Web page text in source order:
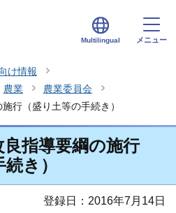
Multilingual メニュー
け情報
農業
農業委員会
行（盛り土等の手続き）
指導要綱の施行
き）
登録日：2016年7月14日